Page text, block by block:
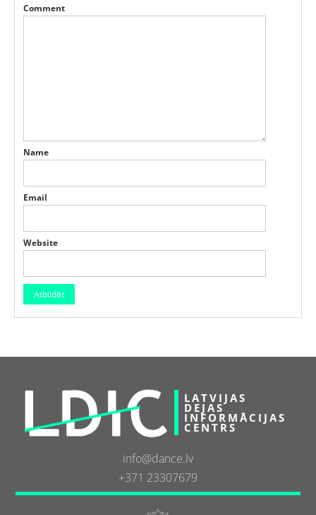
Comment
Name
Email
Website
LATVIJAS
DEJAS
INFORMĀCIJAS
CENTRS
info@dance.lv
+371 23307679